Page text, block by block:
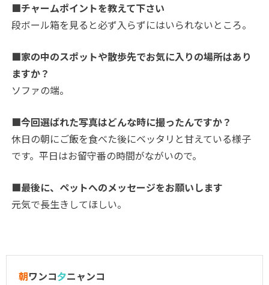
■チャームポイントを教えて下さい
段ボール箱を見ると必ず入らずにはいられないところ。
■家の中のスポットや散歩先でお気に入りの場所はあり
ますか？
ソファの端。
■今回選ばれた写真はどんな時に撮ったんですか？
休日の朝にご飯を食べた後にベッタリと甘えている様子
です。平日はお留守番の時間がながいので。
■最後に、ペットへのメッセージをお願いします
元気で長生きしてほしい。
朝ワンコ夕ニャンコ